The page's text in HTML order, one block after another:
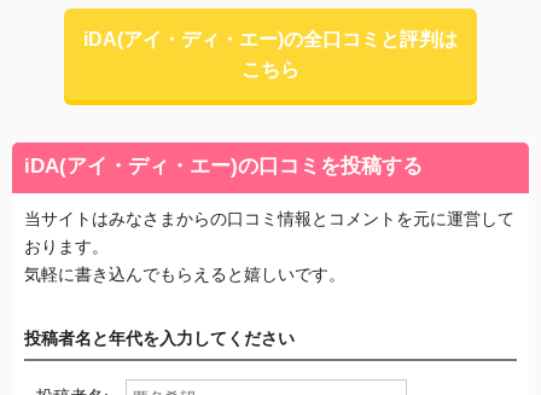
iDA(アイ・ディ・エー)の全口コミと評判は
こちら
iDA(アイ・ディ・エー)の口コミを投稿する
当サイトはみなさまからの口コミ情報とコメントを元に運営して
おります。
気軽に書き込んでもらえると嬉しいです。
投稿者名と年代を入力してください